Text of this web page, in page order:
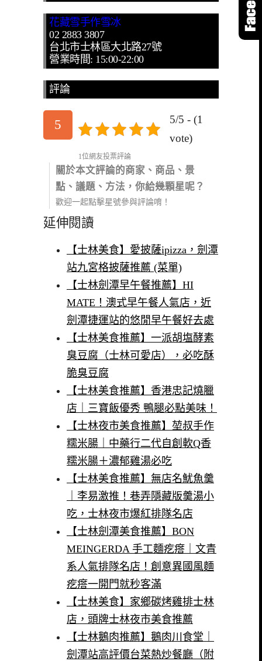
花藏雪手作雪冰
02 2883 3807
台北市士林區大北路27號
營業時間: 15:00-22:00
評論
5
5/5 - (1
vote)
1位網友投票評論
關於本文評論的商家、商品、景
點、議題、方法，你給幾顆星呢？
歡迎一起點擊星號參與評論唷！
延伸閱讀
【士林美食】愛披薩ipizza，劍潭
站九宮格披薩推薦 (菜單)
【士林劍潭早午餐推薦】HI
MATE！澳式早午餐人氣店，近
劍潭捷運站的悠閒早午餐好去處
【士林美食推薦】一派胡塩酵素
臭豆腐（士林可愛店），必吃酥
脆臭豆腐
【士林美食推薦】香港忠記燒臘
店｜三寶飯優秀 鴨腿必點美味！
【士林夜市美食推薦】堃叔手作
糯米腸｜中藥行二代自創軟Q香
糯米腸＋濃郁雞湯必吃
【士林美食推薦】無店名魷魚羹
｜李易激推！巷弄隱藏版羹湯小
吃，士林夜市爆紅排隊名店
【士林劍潭美食推薦】BON
MEINGERDA 手工麵疙瘩｜文青
系人氣排隊名店！創意異國風麵
疙瘩一開門就秒客滿
【士林美食】家鄉碳烤雞排士林
店，頭牌士林夜市美食推薦
【士林鵝肉推薦】鵝肉川食堂｜
劍潭站高評價台菜熱炒餐廳（附